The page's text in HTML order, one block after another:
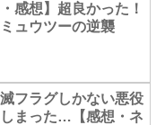
感想】超良かった！
ュウツーの逆襲
フラグしかない悪役
まった…【感想・ネ